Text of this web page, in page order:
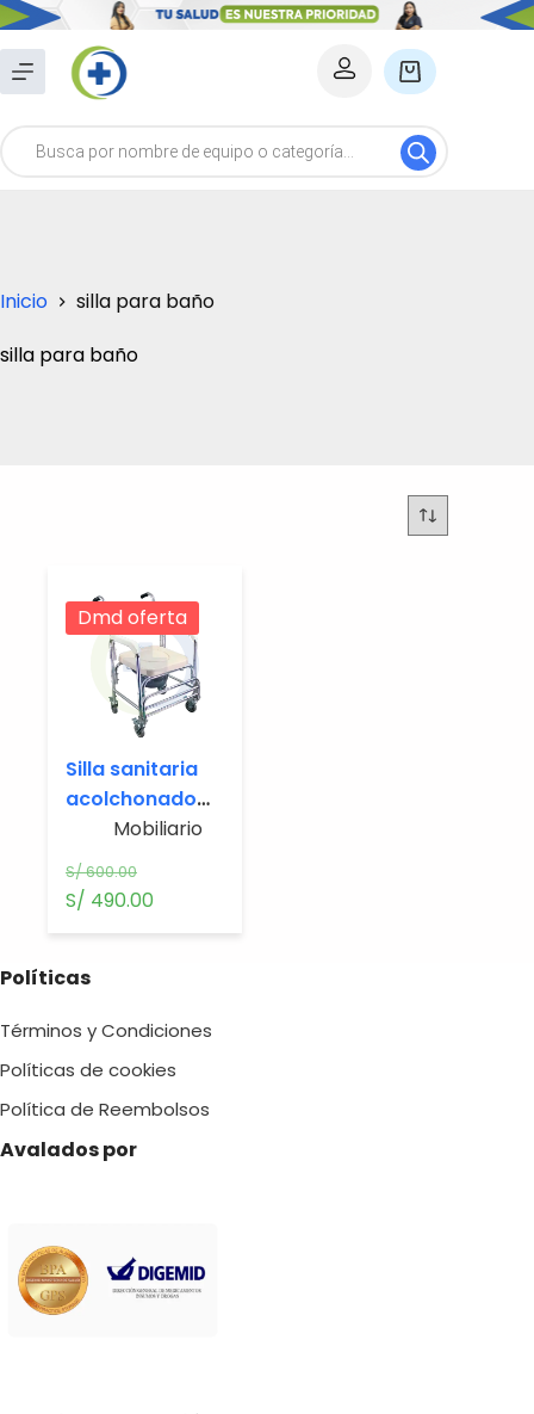
Saltar
al
contenido
Carro
compra
Inicio
silla para baño
silla para baño
Dmd oferta
Silla sanitaria
acolchonado
con ruedas
Mobiliario
S/600.00
El
era:
S/ 600.00.
S/ 490.00
S/ 490.00.
Políticas
Términos y Condiciones
Políticas de cookies
Política de Reembolsos
Avalados por